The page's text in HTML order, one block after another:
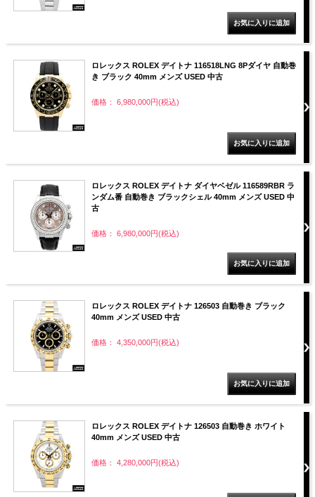
ロレックス ROLEX デイトナ 116518LNG 8Pダイヤ 自動巻
き ブラック 40mm メンズ USED 中古
価格： 6,980,000円(税込)
ロレックス ROLEX デイトナ ダイヤベゼル 116589RBR ラ
ンダム番 自動巻き ブラックシェル 40mm メンズ USED 中
古
価格： 6,980,000円(税込)
ロレックス ROLEX デイトナ 126503 自動巻き ブラック
40mm メンズ USED 中古
価格： 4,350,000円(税込)
ロレックス ROLEX デイトナ 126503 自動巻き ホワイト
40mm メンズ USED 中古
価格： 4,280,000円(税込)